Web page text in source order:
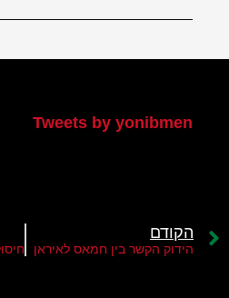
Tweets by yonibmen
הקודם
הידוק הקשר בין חמאס לאיראן